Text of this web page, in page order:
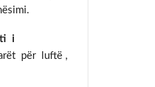
i
për luftë ,